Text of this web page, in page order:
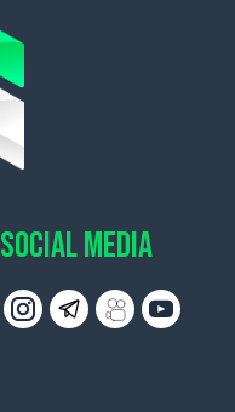
SOCIAL MEDIA